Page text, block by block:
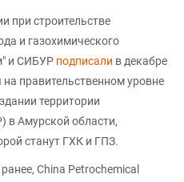
при строительстве
и газохимического
и СИБУР подписали в декабре
правительственном уровне
территории
в Амурской области,
станут ГХК и ГПЗ.
China Petrochemical